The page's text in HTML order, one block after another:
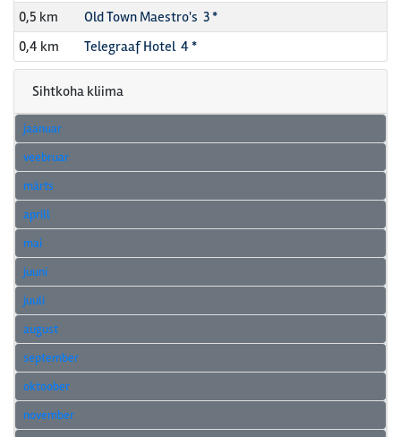
0,5 km
Old Town Maestro's 3 *
0,4 km
Telegraaf Hotel 4 *
Sihtkoha kliima
jaanuar
veebruar
märts
aprill
mai
juuni
juuli
august
september
oktoober
november